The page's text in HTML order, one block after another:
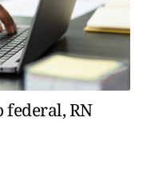
federal, RN